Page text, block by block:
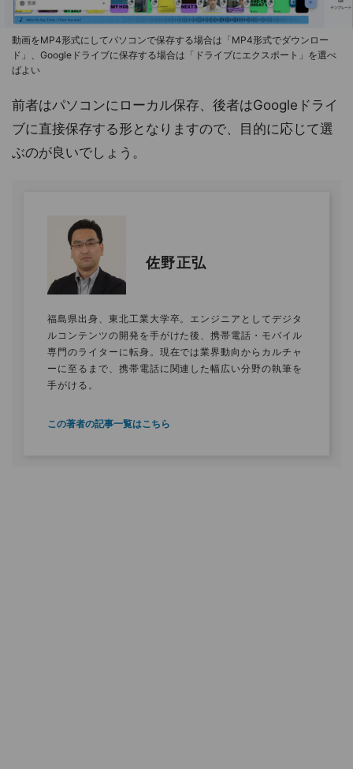
動画をMP4形式にしてパソコンで保存する場合は「MP4形式でダウンロー
ド」、Googleドライブに保存する場合は「ドライブにエクスポート」を選べ
ばよい
前者はパソコンにローカル保存、後者はGoogleドライ
ブに直接保存する形となりますので、目的に応じて選
ぶのが良いでしょう。
佐野正弘
福島県出身、東北工業大学卒。エンジニアとしてデジタ
ルコンテンツの開発を手がけた後、携帯電話・モバイル
専門のライターに転身。現在では業界動向からカルチャ
ーに至るまで、携帯電話に関連した幅広い分野の執筆を
手がける。
この著者の記事一覧はこちら